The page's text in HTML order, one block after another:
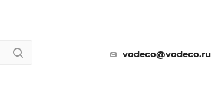
vodeco@vodeco.ru